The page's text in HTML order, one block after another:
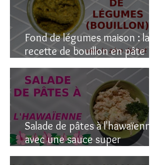
Fond de légumes maison : la
recette de bouillon en pâte
(sain & facile)
Salade de pâtes à l'hawaïenne
avec une sauce super
crémeuse